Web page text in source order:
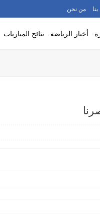
من نحن
أخبار الرياضة نتائج المباريات